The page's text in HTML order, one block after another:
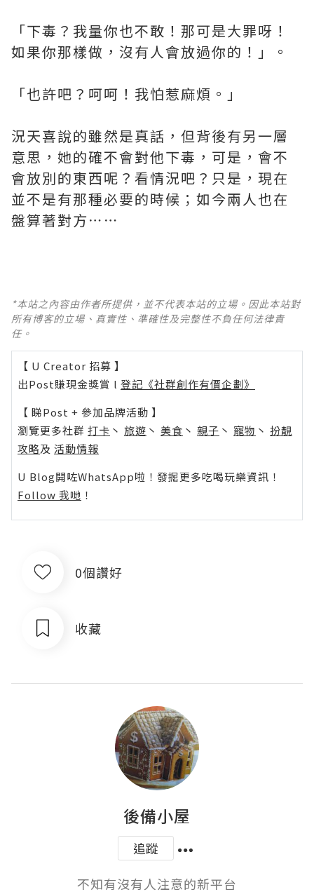
「下毒？我量你也不敢！那可是大罪呀！
如果你那樣做，沒有人會放過你的！」。
「也許吧？呵呵！我怕惹麻煩。」
況天喜說的雖然是真話，但背後有另一層
意思，她的確不會對他下毒，可是，會不
會放別的東西呢？看情況吧？只是，現在
並不是有那種必要的時候；如今兩人也在
盤算著對方⋯⋯
*本站之內容由作者所提供，並不代表本站的立場。因此本站對
所有博客的立場、真實性、準確性及完整性不負任何法律責
任。
【 U Creator 招募 】
出Post賺現金獎賞 l 登記《社群創作有價企劃》
【 睇Post + 參加品牌活動 】
瀏覽更多社群 打卡 丶 旅遊 丶 美食 丶 親子 丶 寵物 丶 扮靚
攻略及 活動情報
U Blog開咗WhatsApp啦！發掘更多吃喝玩樂資訊！
Follow 我哋 ！
0個讚好
收藏
後備小屋
追蹤
不知有沒有人注意的新平台